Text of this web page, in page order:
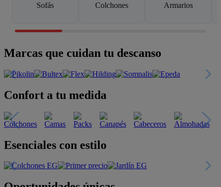
Sofás Colchones Armarios
Marcas que cuidan tu descanso
Confort a tu medida
Esenciales con estilo